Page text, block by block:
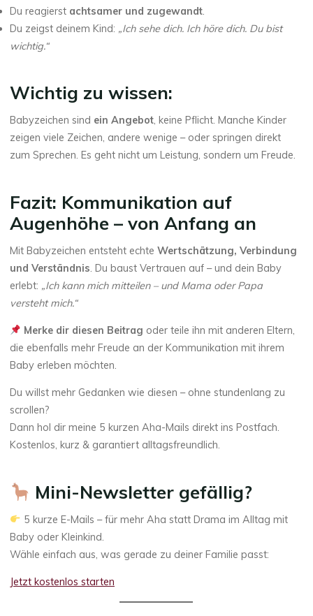
Du reagierst achtsamer und zugewandt
Du zeigst deinem Kind: „Ich sehe dich. Ich höre dich. Du bist
wichtig.“
Wichtig zu wissen:
Babyzeichen sind ein Angebot, keine Pflicht. Manche Kinder
zeigen viele Zeichen, andere wenige – oder springen direkt
zum Sprechen. Es geht nicht um Leistung, sondern um Freude.
Fazit: Kommunikation auf
Augenhöhe – von Anfang an
Mit Babyzeichen entsteht echteWertschätzung, Verbindung
und Verständnis . Du baust Vertrauen auf – und dein Baby
erlebt: „Ich kann mich mitteilen – und Mama oder Papa
versteht mich.“
Merke dir diesen Beitrag oder teile ihn mit anderen Eltern,
die ebenfalls mehr Freude an der Kommunikation mit ihrem
Baby erleben möchten.
Du willst mehr Gedanken wie diesen – ohne stundenlang zu
scrollen?
Dann hol dir meine 5 kurzen Aha-Mails direkt ins Postfach.
Kostenlos, kurz & garantiert alltagsfreundlich.
Mini-Newsletter gefällig?
5 kurze E-Mails – für mehr Aha statt Drama im Alltag mit
Baby oder Kleinkind.
Wähle einfach aus, was gerade zu deiner Familie passt:
Jetzt kostenlos starten